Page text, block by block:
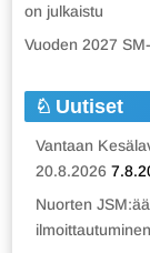
on julkaistu
Vuoden 2027
Uutiset
Vantaan
20.8.2026
Nuorten